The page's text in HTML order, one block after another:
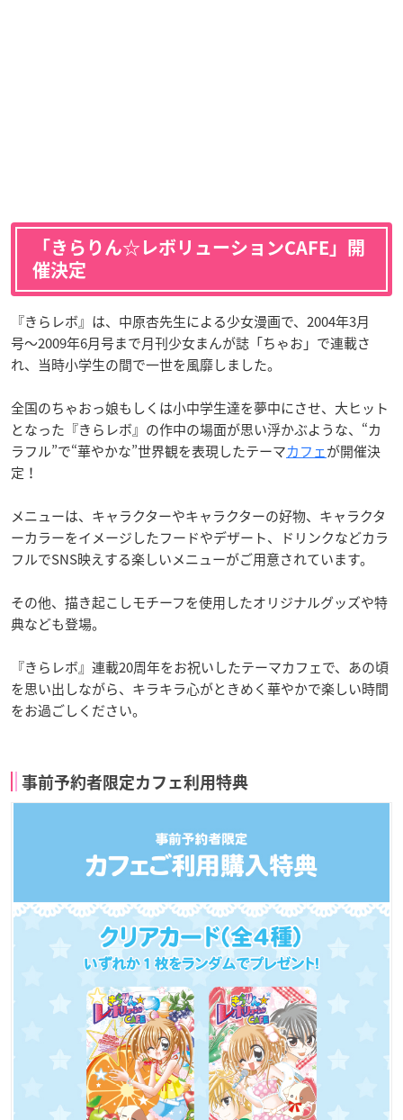
「きらりん☆レボリューションCAFE」開
催決定
『きらレボ』は、中原杏先生による少女漫画で、2004年3月
号〜2009年6月号まで月刊少女まんが誌「ちゃお」で連載さ
れ、当時小学生の間で一世を風靡しました。
全国のちゃおっ娘もしくは小中学生達を夢中にさせ、大ヒット
となった『きらレボ』の作中の場面が思い浮かぶような、“カ
ラフル”で“華やかな”世界観を表現したテーマカフェが開催決
定！
メニューは、キャラクターやキャラクターの好物、キャラクタ
ーカラーをイメージしたフードやデザート、ドリンクなどカラ
フルでSNS映えする楽しいメニューがご用意されています。
その他、描き起こしモチーフを使用したオリジナルグッズや特
典なども登場。
『きらレボ』連載20周年をお祝いしたテーマカフェで、あの頃
を思い出しながら、キラキラ心がときめく華やかで楽しい時間
をお過ごしください。
事前予約者限定カフェ利用特典